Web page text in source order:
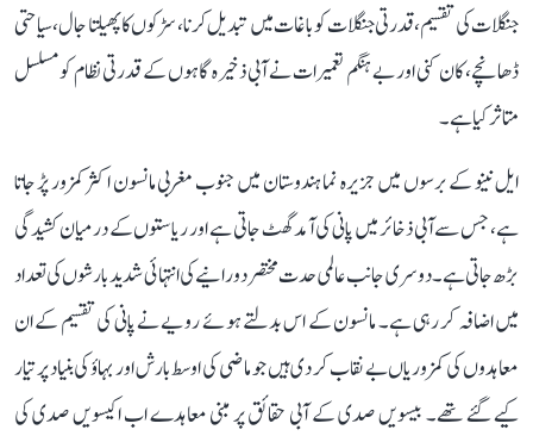
جنگلات کی تقسیم، قدرتی جنگلات کو باغات میں تبدیل کرنا، سڑکوں کا پھیلتا جال، سیاحتی
ڈھانچے، کان کنی اور بے ہنگم تعمیرات نے آبی ذخیرہ گاہوں کے قدرتی نظام کو مسلسل
متاثر کیا ہے۔
ایل نینو کے برسوں میں جزیرہ نما ہندوستان میں جنوب مغربی مانسون اکثر کمزور پڑ جاتا
ہے، جس سے آبی ذخائر میں پانی کی آمد گھٹ جاتی ہے اور ریاستوں کے درمیان کشیدگی
بڑھ جاتی ہے۔ دوسری جانب عالمی حدت مختصر دورانیے کی انتہائی شدید بارشوں کی تعداد
میں اضافہ کر رہی ہے۔ مانسون کے اس بدلتے ہوئے رویے نے پانی کی تقسیم کے ان
معاہدوں کی کمزوریاں بے نقاب کر دی ہیں جو ماضی کی اوسط بارش اور بہاؤ کی بنیاد پر تیار
کیے گئے تھے۔ بیسویں صدی کے آبی حقائق پر مبنی معاہدے اب اکیسویں صدی کی